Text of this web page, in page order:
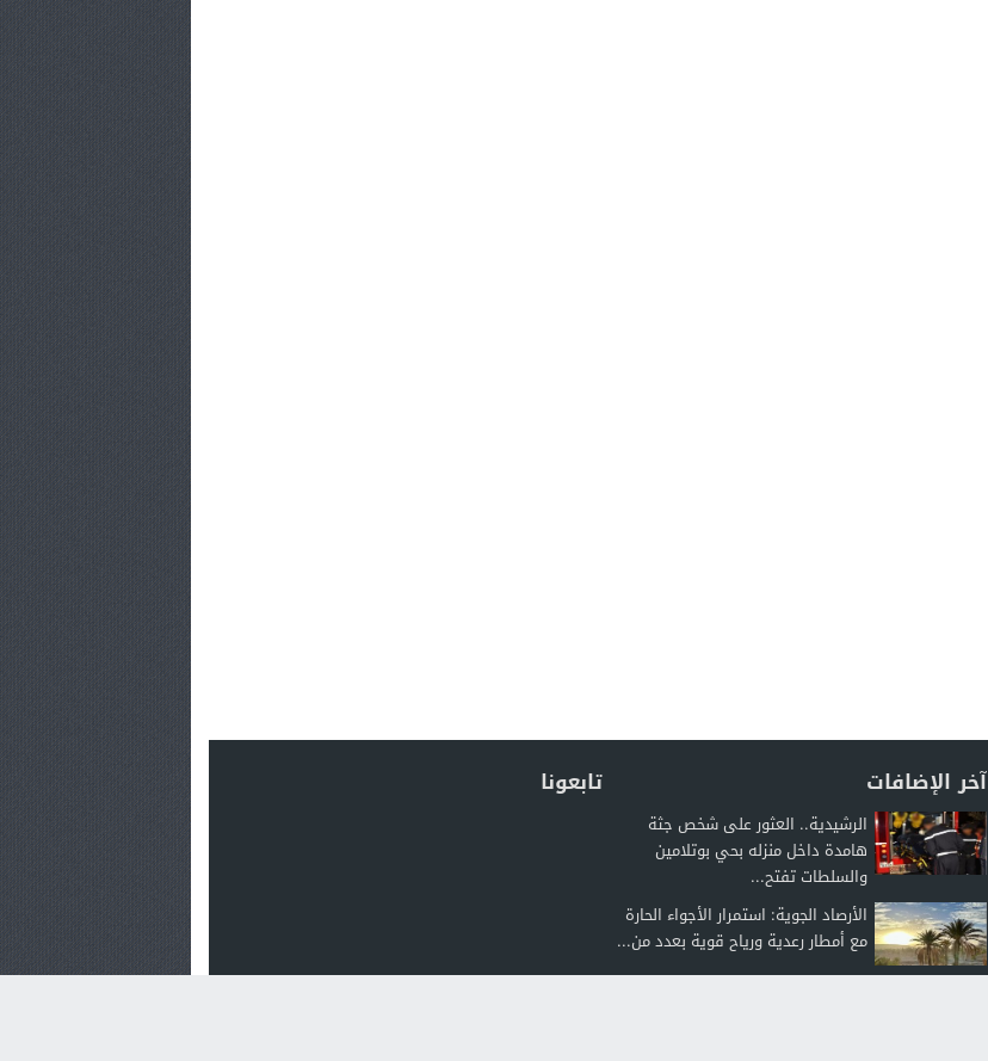
آخر الإضافات
الرشيدية.. العثور على شخص جثة
هامدة داخل منزله بحي بوتلامين
والسلطات تفتح...
الأرصاد الجوية: استمرار الأجواء الحارة
مع أمطار رعدية ورياح قوية بعدد من...
تابعونا